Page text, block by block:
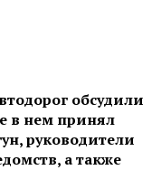
обсудили
в нем принял
руководители
а также